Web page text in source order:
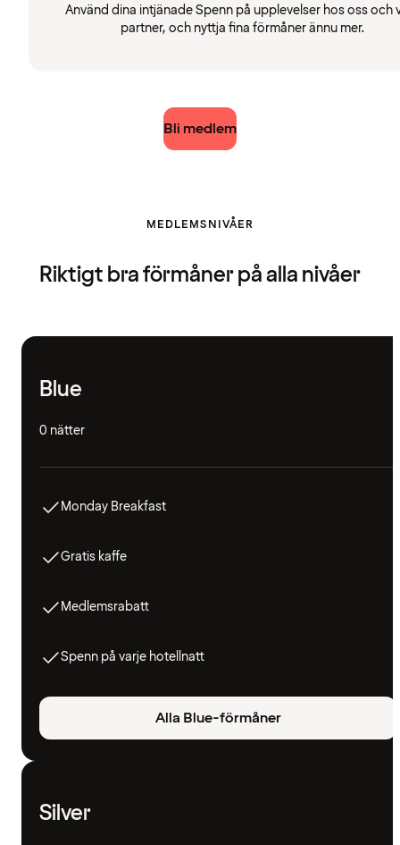
Använd dina intjänade Spenn på upplevelser hos oss och
partner, och nyttja fina förmåner ännu mer.
Bli medlem
MEDLEMSNIVÅER
Riktigt bra förmåner på alla nivåer
Blue
0 nätter
Monday Breakfast
Gratis kaffe
Medlemsrabatt
Spenn på varje hotellnatt
Alla Blue-förmåner
Silver